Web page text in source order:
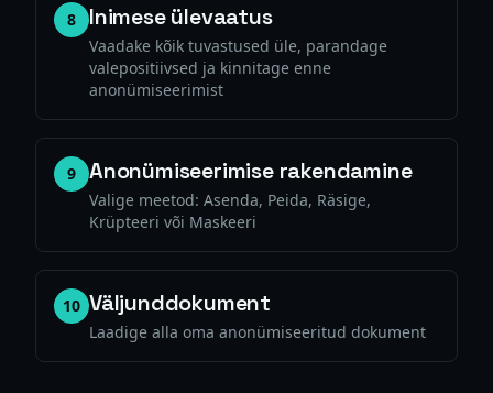
8 Inimese ülevaatus
Vaadake kõik tuvastused üle, parandage
valepositiivsed ja kinnitage enne
anonümiseerimist
9 Anonümiseerimise rakendamine
Valige meetod: Asenda, Peida, Räsige,
Krüpteeri või Maskeeri
10 Väljunddokument
Laadige alla oma anonümiseeritud dokument